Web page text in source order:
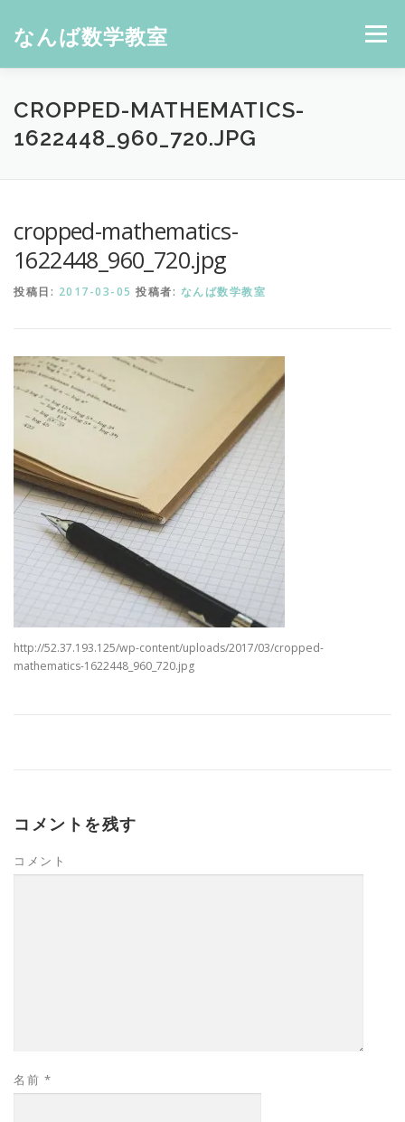
なんば数学教室 メニュー
CROPPED-MATHEMATICS-
1622448_960_720.JPG
cropped-mathematics-
1622448_960_720.jpg
投稿日: 2017-03-05 投稿者: なんば数学教室
http://52.37.193.125/wp-content/uploads/2017/03/cropped-
mathematics-1622448_960_720.jpg
コメントを残す
コメント
名前 *